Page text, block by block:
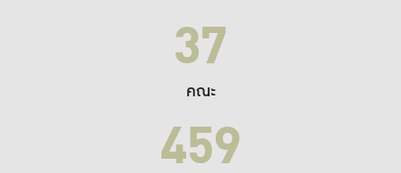
37
คณะ
459